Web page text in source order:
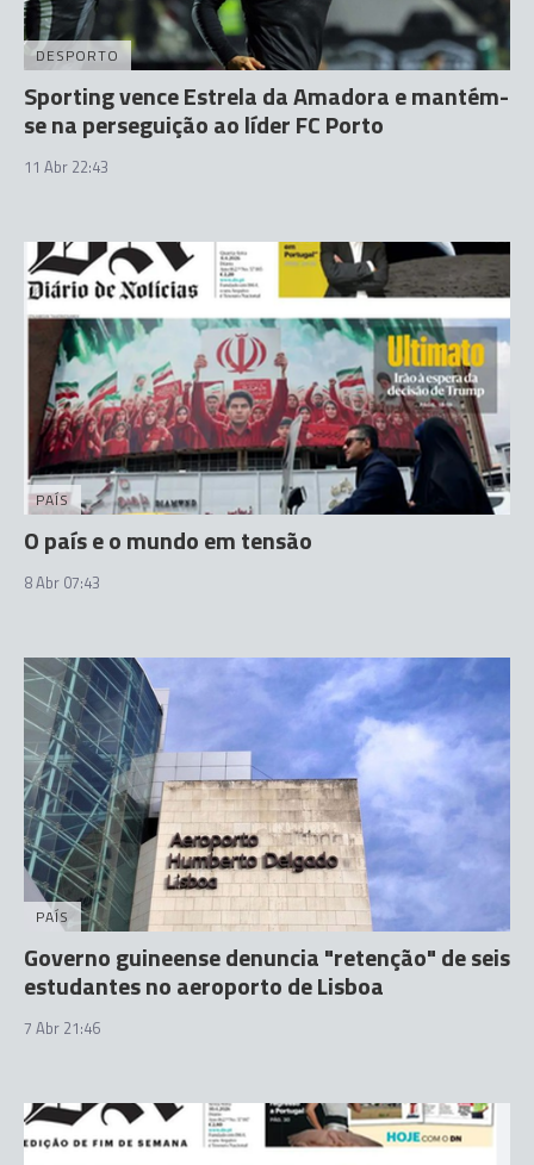
DESPORTO
Sporting vence Estrela da Amadora e mantém-
se na perseguição ao líder FC Porto
11 Abr 22:43
PAÍS
O país e o mundo em tensão
8 Abr 07:43
PAÍS
Governo guineense denuncia "retenção" de seis
estudantes no aeroporto de Lisboa
7 Abr 21:46